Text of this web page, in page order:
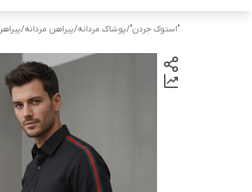
"استوک جردن"/پوشاک مردانه/پیراهن مردانه/